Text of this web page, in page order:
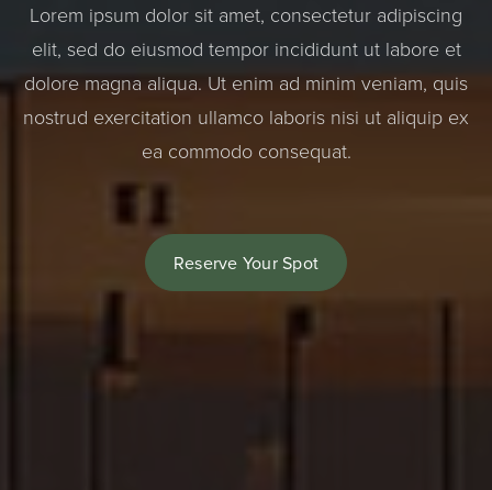
Lorem ipsum dolor sit amet, consectetur adipiscing
elit, sed do eiusmod tempor incididunt ut labore et
dolore magna aliqua. Ut enim ad minim veniam, quis
nostrud exercitation ullamco laboris nisi ut aliquip ex
ea commodo consequat.
Reserve Your Spot